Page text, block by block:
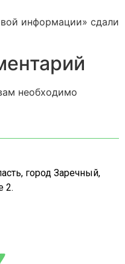
информации» сдали
необходимо
город Заречный,
2.